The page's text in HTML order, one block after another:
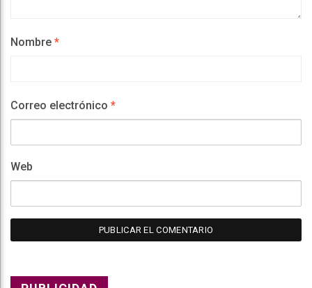
Nombre *
Correo electrónico *
Web